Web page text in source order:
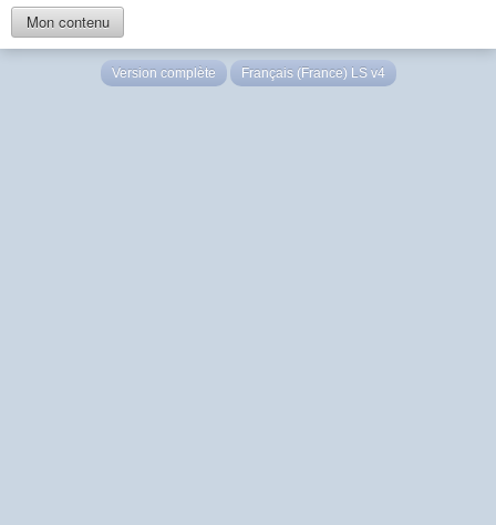
Mon contenu
Version complète Français (France) LS v4